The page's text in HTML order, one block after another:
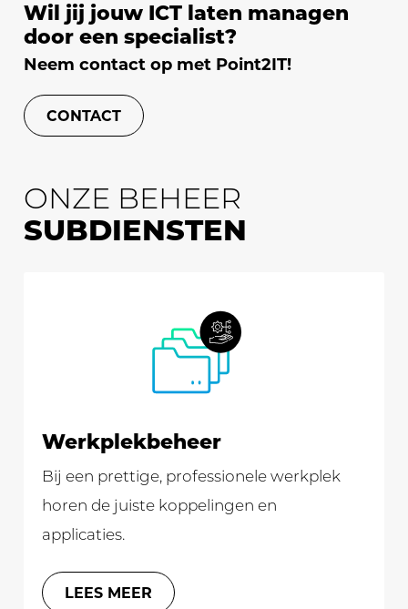
Wil jij jouw ICT laten managen
door een specialist?
Neem contact op met Point2IT!
CONTACT
ONZE BEHEER
SUBDIENSTEN
Werkplek­beheer
Bij een prettige, professionele werkplek
horen de juiste koppelingen en
applicaties.
LEES MEER